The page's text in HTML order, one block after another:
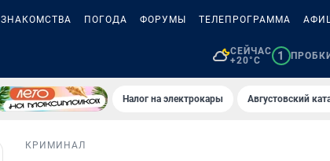
ЗНАКОМСТВА ПОГОДА ФОРУМЫ ТЕЛЕПРОГРАММА
СЕЙЧАС
+20°C
1 ПРОБКИ
Налог на электрокары Августовский
КРИМИНАЛ